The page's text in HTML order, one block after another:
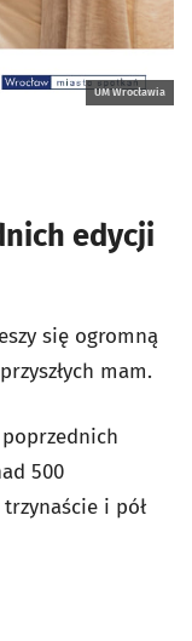
UM Wrocławia
edycji
się ogromną
mam.
500
i pół